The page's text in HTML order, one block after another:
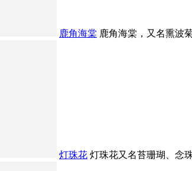
鹿角海棠 鹿角海棠，又名熏波
灯珠花 灯珠花又名苔珊瑚、念